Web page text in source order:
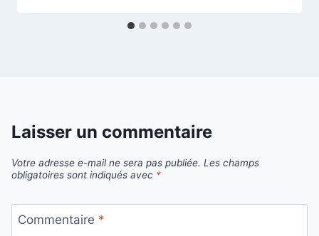
Laisser un commentaire
Votre adresse e-mail ne sera pas publiée. Les champs
obligatoires sont indiqués avec *
Commentaire *